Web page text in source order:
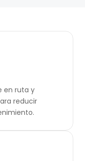
en ruta y
reducir